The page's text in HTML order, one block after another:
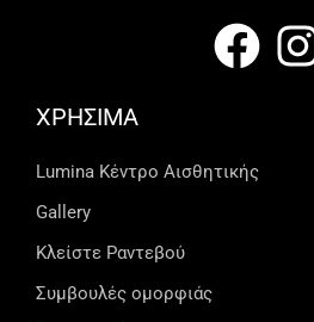
ΧΡΗΣΙΜΑ
Lumina Kέντρο Αισθητικής
Gallery
Κλείστε Ραντεβού
Συμβουλές ομορφιάς